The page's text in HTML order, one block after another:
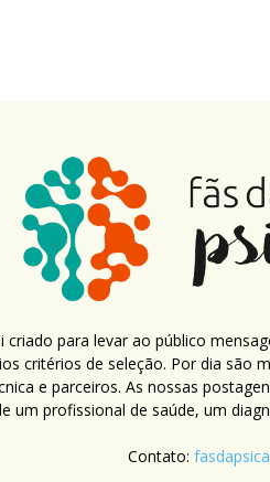
criado para levar ao público
critérios de seleção. Por dia são
e parceiros. As nossas
um profissional de saúde, um
Contato: